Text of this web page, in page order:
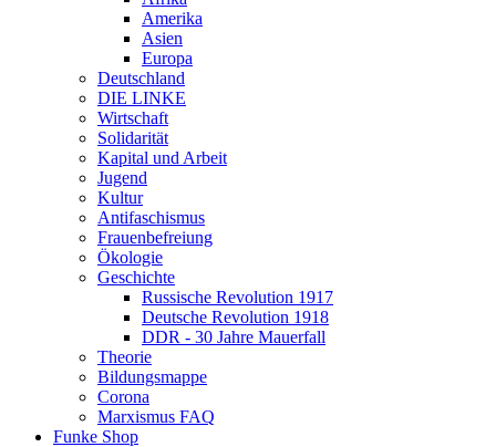
Amerika
Asien
Europa
Deutschland
DIE LINKE
Wirtschaft
Solidarität
Kapital und Arbeit
Jugend
Kultur
Antifaschismus
Frauenbefreiung
Ökologie
Geschichte
Russische Revolution 1917
Deutsche Revolution 1918
DDR - 30 Jahre Mauerfall
Theorie
Bildungsmappe
Corona
Marxismus FAQ
Funke Shop